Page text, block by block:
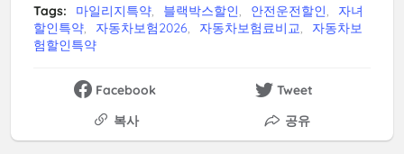
Tags: 마일리지특약 블랙박스할인 안전운전할인
자녀
할인특약
자동차보험2026 자동차보험료비교
자동차보
험할인특약
Facebook
Tweet
복사
공유